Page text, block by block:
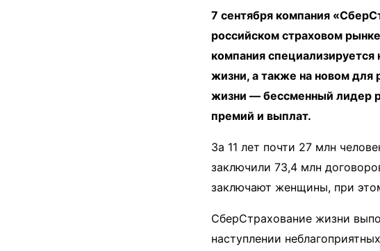
7 сентября компания
российском страховом
компания специализируется
жизни, а также на новом для
жизни — бессменный лидер
премий и выплат.
За 11 лет почти 27 млн
заключили 73,4 млн
заключают женщины, при
СберСтрахование жизни
наступлении